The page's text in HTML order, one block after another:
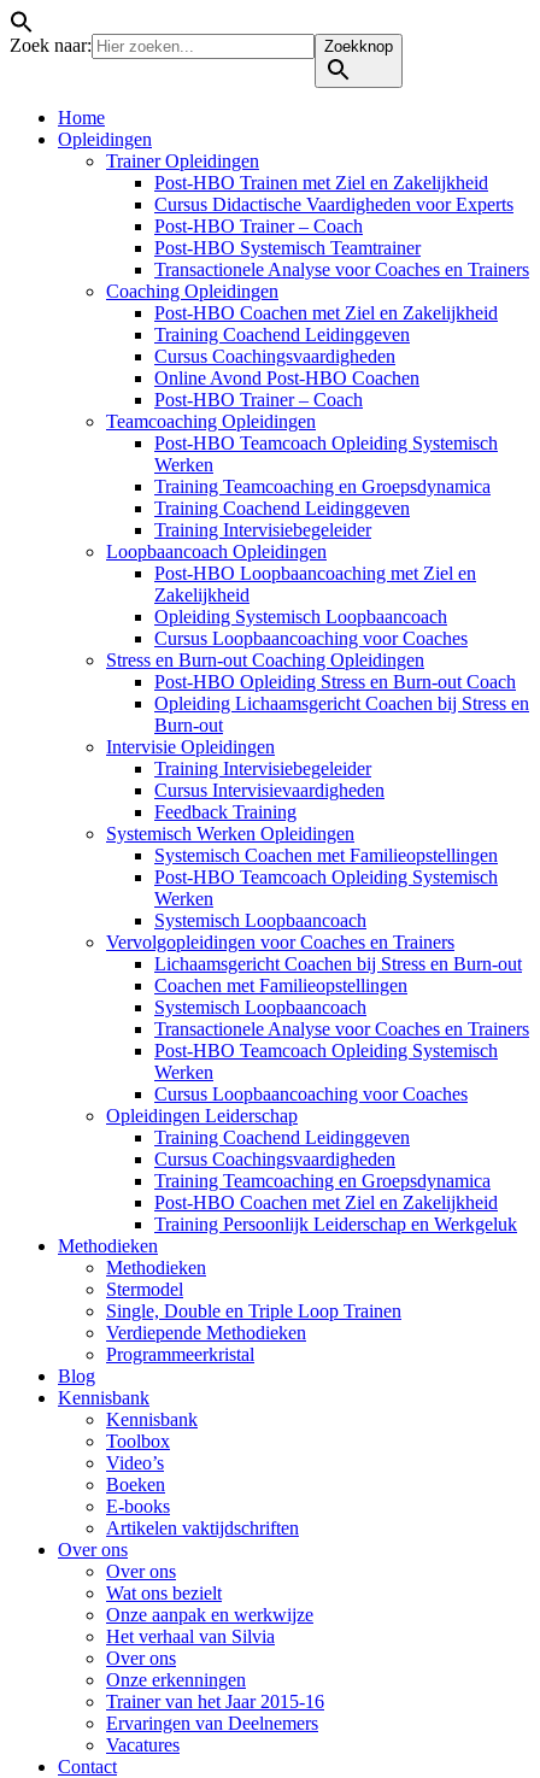
Zoek naar: Zoekknop
Home
Opleidingen
Trainer Opleidingen
Post-HBO Trainen met Ziel en Zakelijkheid
Cursus Didactische Vaardigheden voor Experts
Post-HBO Trainer – Coach
Post-HBO Systemisch Teamtrainer
Transactionele Analyse voor Coaches en Trainers
Coaching Opleidingen
Post-HBO Coachen met Ziel en Zakelijkheid
Training Coachend Leidinggeven
Cursus Coachingsvaardigheden
Online Avond Post-HBO Coachen
Post-HBO Trainer – Coach
Teamcoaching Opleidingen
Post-HBO Teamcoach Opleiding Systemisch
Werken
Training Teamcoaching en Groepsdynamica
Training Coachend Leidinggeven
Training Intervisiebegeleider
Loopbaancoach Opleidingen
Post-HBO Loopbaancoaching met Ziel en
Zakelijkheid
Opleiding Systemisch Loopbaancoach
Cursus Loopbaancoaching voor Coaches
Stress en Burn-out Coaching Opleidingen
Post-HBO Opleiding Stress en Burn-out Coach
Opleiding Lichaamsgericht Coachen bij Stress en
Burn-out
Intervisie Opleidingen
Training Intervisiebegeleider
Cursus Intervisievaardigheden
Feedback Training
Systemisch Werken Opleidingen
Systemisch Coachen met Familieopstellingen
Post-HBO Teamcoach Opleiding Systemisch
Werken
Systemisch Loopbaancoach
Vervolgopleidingen voor Coaches en Trainers
Lichaamsgericht Coachen bij Stress en Burn-out
Coachen met Familieopstellingen
Systemisch Loopbaancoach
Transactionele Analyse voor Coaches en Trainers
Post-HBO Teamcoach Opleiding Systemisch
Werken
Cursus Loopbaancoaching voor Coaches
Opleidingen Leiderschap
Training Coachend Leidinggeven
Cursus Coachingsvaardigheden
Training Teamcoaching en Groepsdynamica
Post-HBO Coachen met Ziel en Zakelijkheid
Training Persoonlijk Leiderschap en Werkgeluk
Methodieken
Methodieken
Stermodel
Single, Double en Triple Loop Trainen
Verdiepende Methodieken
Programmeerkristal
Blog
Kennisbank
Kennisbank
Toolbox
Video’s
Boeken
E-books
Artikelen vaktijdschriften
Over ons
Over ons
Wat ons bezielt
Onze aanpak en werkwijze
Het verhaal van Silvia
Over ons
Onze erkenningen
Trainer van het Jaar 2015-16
Ervaringen van Deelnemers
Vacatures
Contact